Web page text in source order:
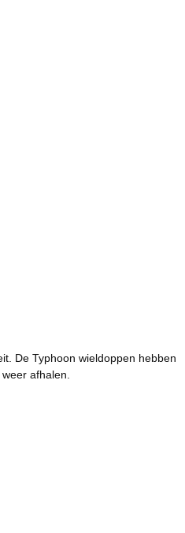
De Typhoon wieldoppen hebben
afhalen.